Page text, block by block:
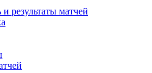
результаты матчей